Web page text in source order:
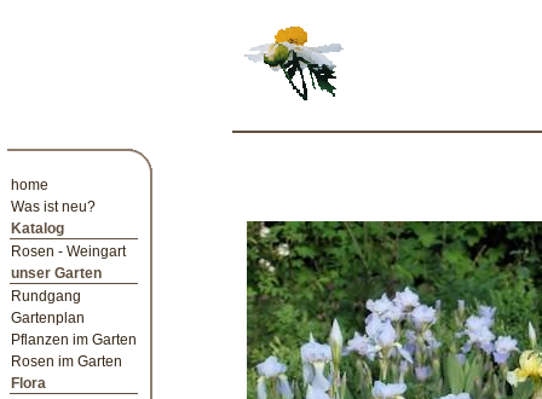
home
Was ist neu?
Katalog
Rosen - Weingart
unser Garten
Rundgang
Gartenplan
Pflanzen im Garten
Rosen im Garten
Flora